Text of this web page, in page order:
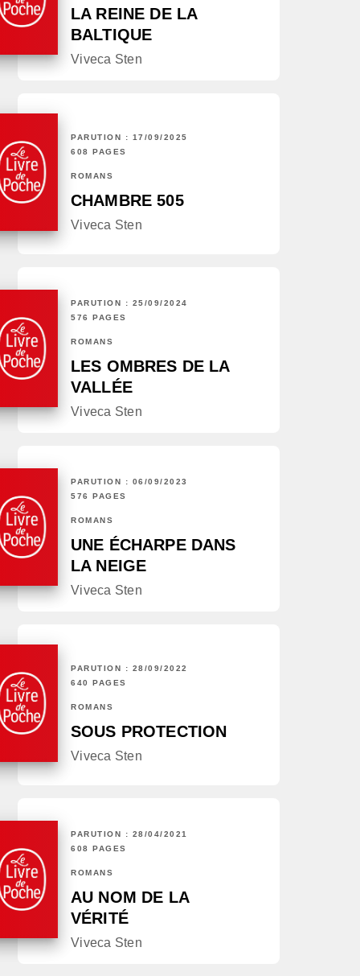
LA REINE DE LA
BALTIQUE
Viveca Sten
PARUTION : 17/09/2025
608 PAGES
ROMANS
CHAMBRE 505
Viveca Sten
PARUTION : 25/09/2024
576 PAGES
ROMANS
LES OMBRES DE LA
VALLÉE
Viveca Sten
PARUTION : 06/09/2023
576 PAGES
ROMANS
UNE ÉCHARPE DANS
LA NEIGE
Viveca Sten
PARUTION : 28/09/2022
640 PAGES
ROMANS
SOUS PROTECTION
Viveca Sten
PARUTION : 28/04/2021
608 PAGES
ROMANS
AU NOM DE LA
VÉRITÉ
Viveca Sten